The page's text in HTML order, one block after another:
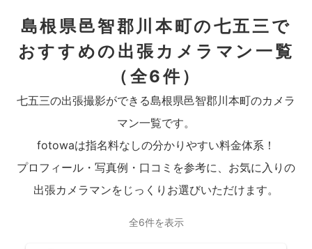
島根県邑智郡川本町の七五三で
おすすめの出張カメラマン一覧
（全6件）
七五三の出張撮影ができる島根県邑智郡川本町のカメラ
マン一覧です。
fotowaは指名料なしの分かりやすい料金体系！
プロフィール・写真例・口コミを参考に、お気に入りの
出張カメラマンをじっくりお選びいただけます。
全6件を表示